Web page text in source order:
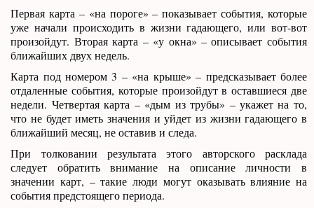
Первая карта – «на пороге» – показывает события, которые
уже начали происходить в жизни гадающего, или вот-вот
произойдут. Вторая карта – «у окна» – описывает события
ближайших двух недель.
Карта под номером 3 – «на крыше» – предсказывает более
отдаленные события, которые произойдут в оставшиеся две
недели. Четвертая карта – «дым из трубы» – укажет на то,
что не будет иметь значения и уйдет из жизни гадающего в
ближайший месяц, не оставив и следа.
При толковании результата этого авторского расклада
следует обратить внимание на описание личности в
значении карт, – такие люди могут оказывать влияние на
события предстоящего периода.